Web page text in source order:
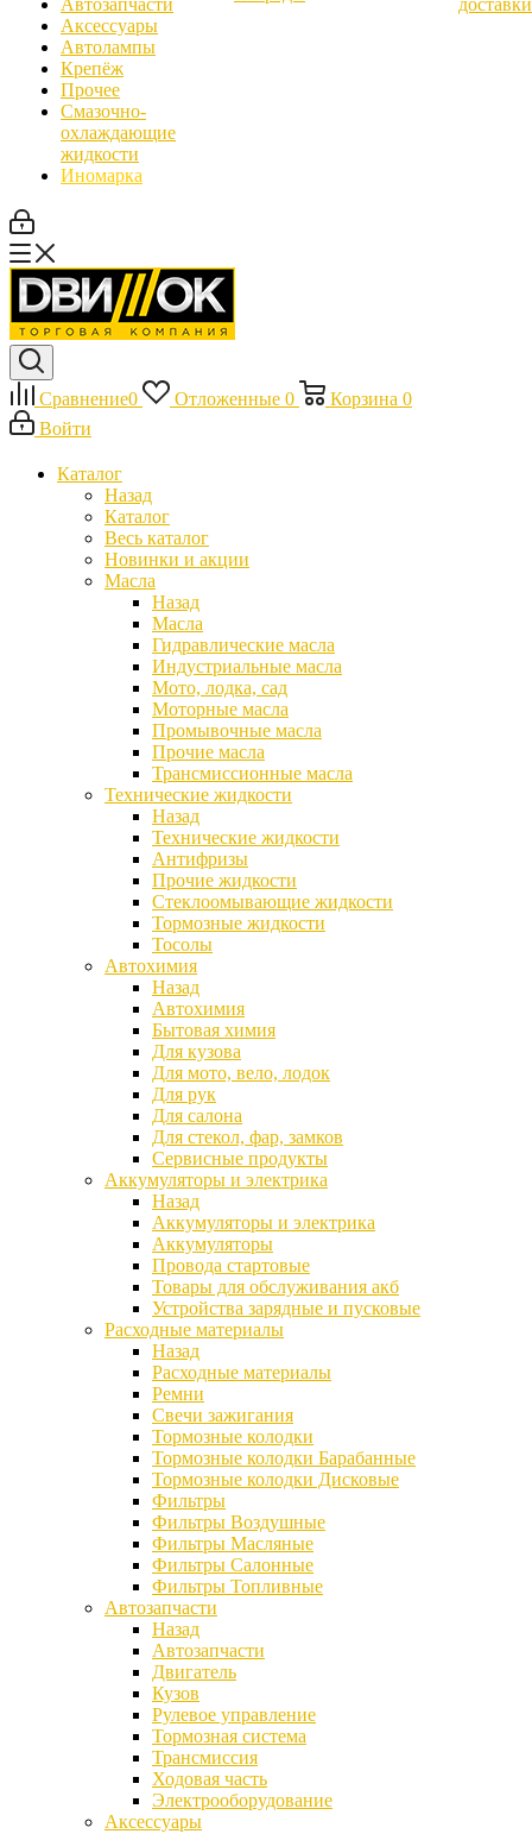
Автозапчасти
Аксессуары
Автолампы
Крепёж
Прочее
Смазочно-
охлаждающие
жидкости
Иномарка
доставки
Сравнение0 Отложенные 0 Корзина 0
Войти
Каталог
Назад
Каталог
Весь каталог
Новинки и акции
Масла
Назад
Масла
Гидравлические масла
Индустриальные масла
Мото, лодка, сад
Моторные масла
Промывочные масла
Прочие масла
Трансмиссионные масла
Технические жидкости
Назад
Технические жидкости
Антифризы
Прочие жидкости
Стеклоомывающие жидкости
Тормозные жидкости
Тосолы
Автохимия
Назад
Автохимия
Бытовая химия
Для кузова
Для мото, вело, лодок
Для рук
Для салона
Для стекол, фар, замков
Сервисные продукты
Аккумуляторы и электрика
Назад
Аккумуляторы и электрика
Аккумуляторы
Провода стартовые
Товары для обслуживания акб
Устройства зарядные и пусковые
Расходные материалы
Назад
Расходные материалы
Ремни
Свечи зажигания
Тормозные колодки
Тормозные колодки Барабанные
Тормозные колодки Дисковые
Фильтры
Фильтры Воздушные
Фильтры Масляные
Фильтры Салонные
Фильтры Топливные
Автозапчасти
Назад
Автозапчасти
Двигатель
Кузов
Рулевое управление
Тормозная система
Трансмиссия
Ходовая часть
Электрооборудование
Аксессуары